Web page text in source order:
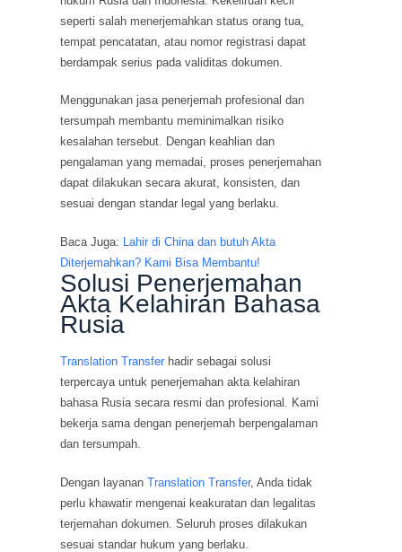
seperti salah menerjemahkan status orang tua,
tempat pencatatan, atau nomor registrasi dapat
berdampak serius pada validitas dokumen.
Menggunakan jasa penerjemah profesional dan
tersumpah membantu meminimalkan risiko
kesalahan tersebut. Dengan keahlian dan
pengalaman yang memadai, proses penerjemahan
dapat dilakukan secara akurat, konsisten, dan
sesuai dengan standar legal yang berlaku.
Baca Juga:
Lahir di China dan butuh Akta
Diterjemahkan? Kami Bisa Membantu!
Solusi Penerjemahan
Akta Kelahiran Bahasa
Rusia
Translation Transfer hadir sebagai solusi
terpercaya untuk penerjemahan akta kelahiran
bahasa Rusia secara resmi dan profesional. Kami
bekerja sama dengan penerjemah berpengalaman
dan tersumpah.
Dengan layananTranslation Transfer, Anda tidak
perlu khawatir mengenai keakuratan dan legalitas
terjemahan dokumen. Seluruh proses dilakukan
sesuai standar hukum yang berlaku.